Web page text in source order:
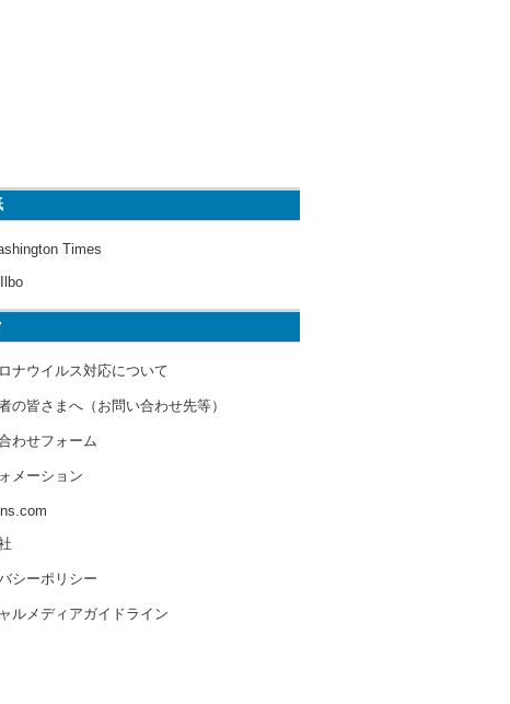
Times
ナウイルス対応について
の皆さまへ（お問い合わせ先等）
わせフォーム
メーション
シーポリシー
ルメディアガイドライン